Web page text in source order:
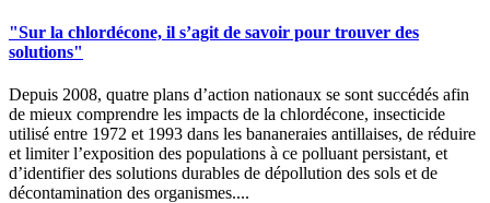
"Sur la chlordécone, il s’agit de savoir pour trouver des
solutions"
Depuis 2008, quatre plans d’action nationaux se sont succédés afin
de mieux comprendre les impacts de la chlordécone, insecticide
utilisé entre 1972 et 1993 dans les bananeraies antillaises, de réduire
et limiter l’exposition des populations à ce polluant persistant, et
d’identifier des solutions durables de dépollution des sols et de
décontamination des organismes....